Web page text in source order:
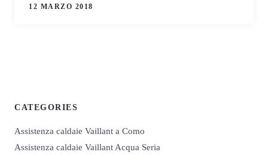
12 MARZO 2018
CATEGORIES
Assistenza caldaie Vaillant a Como
Assistenza caldaie Vaillant Acqua Seria